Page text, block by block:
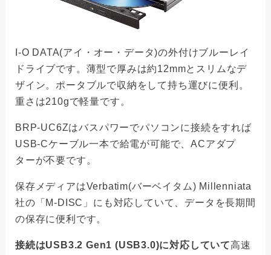
I-O DATA(アイ・オー・データ)の外付けブルーレイ
ドライブです。薄型で厚みは約12mmとスリムなデ
ザイン。ポータブルで収納をして持ち運びに便利。
重さは210gで軽量です。
BRP-UC6Zはバスパワーでパソコンに接続をすれば
USB-Cケーブル一本で給電が可能で、ACアダプ
ターが不要です。
保存メディアはVerbatim(バーベイタム) Millenniata
社の「M-DISC」にも対応していて、データを長期間
の保存に便利です。
接続はUSB3.2 Gen1 (USB3.0)に対応していて高速